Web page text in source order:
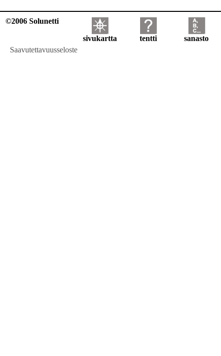
©2006 Solunetti
sivukartta tentti
sanasto
Saavutettavuusseloste